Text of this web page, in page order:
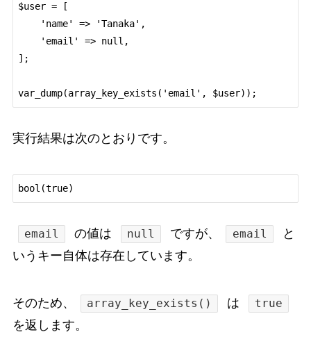
$user = [
];
実行結果は次のとおりです。
email の値は null ですが、 email
と
いうキー自体は存在しています。
そのため、 array_key_exists() は true
を返します。